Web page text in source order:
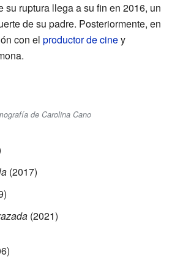
su ruptura llega a su fin en 2016, un
de su padre. Posteriormente, en
con el productor de ciney
de Carolina Cano
(2017)
(2021)